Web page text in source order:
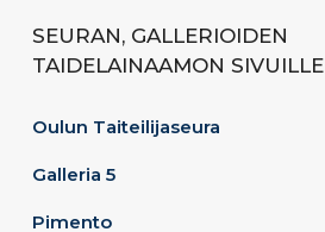
SEURAN, GALLERIOIDEN
TAIDELAINAAMON SIVUILLE
Oulun Taiteilijaseura
Galleria 5
Pimento